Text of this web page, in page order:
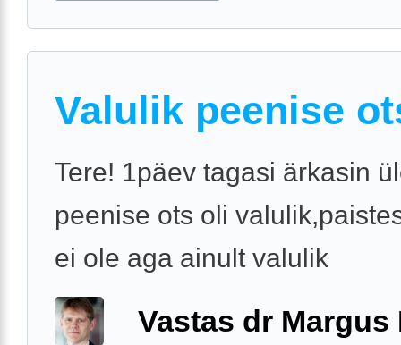
Valulik peenise
Tere! 1päev tagasi ärkasin
peenise ots oli
ei ole aga ainult valulik
Vastas dr Margus